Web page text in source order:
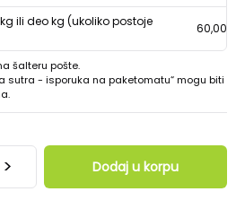
ili deo kg (ukoliko postoje
60,00
šalteru pošte.
sutra - isporuka na paketomatu“ mogu biti
> Dodaj u korpu